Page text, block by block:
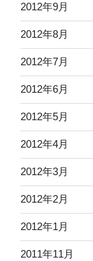
2012年9月
2012年8月
2012年7月
2012年6月
2012年5月
2012年4月
2012年3月
2012年2月
2012年1月
2011年11月